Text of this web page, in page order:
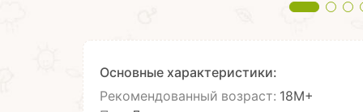
Основные характеристики:
Рекомендованный возраст: 18М+